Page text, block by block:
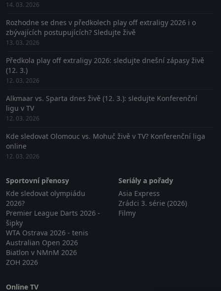
14. 03. 2026
Rozhodne se dnes v předkolech play off extraligy 2026 i o
zbývajících postupujících? Sledujte živě
13. 03. 2026
Předkola play off extraligy 2026: sledujte dnešní zápasy živě
(12. 3.)
12. 03. 2026
Alkmaar vs. Sparta dnes živě (12. 3.): sledujte Konferenční
ligu v TV
12. 03. 2026
Kde sledovat Olomouc vs. Mohuč živě v TV? Konferenční liga
online
12. 03. 2026
Sportovní přenosy
Kde sledovat olympiádu
2026?
Premier League Darts 2026 -
šipky
WTA Ostrava 2026 - tenis
Australian Open 2026
Biatlon v NMnM 2026
ZOH 2026
Seriály a pořady
Asia Express
Zrádci 3. série (2026)
Filmy
Online TV